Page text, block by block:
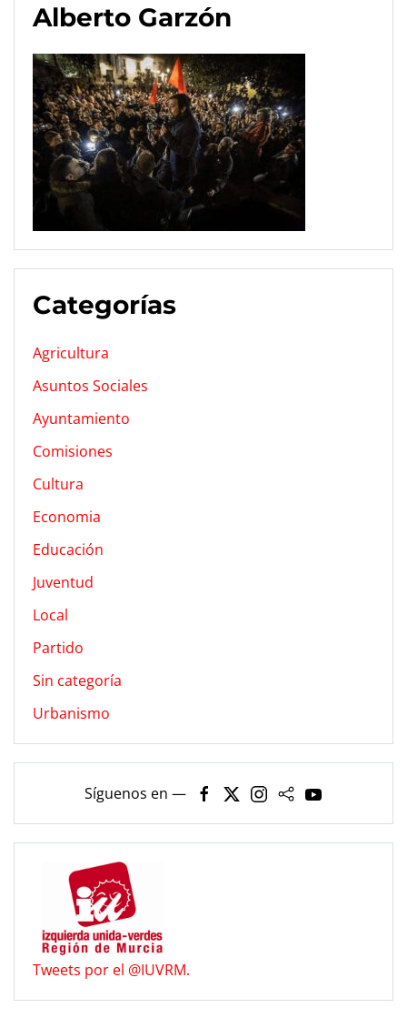
Alberto Garzón
Categorías
Agricultura
Asuntos Sociales
Ayuntamiento
Comisiones
Cultura
Economia
Educación
Juventud
Local
Partido
Sin categoría
Urbanismo
Síguenos en —
Tweets por el @IUVRM.